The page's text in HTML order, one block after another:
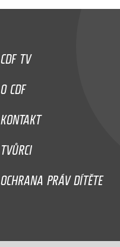
CDF TV
O CDF
KONTAKT
TVŮRCI
OCHRANA PRÁV DÍTĚTE